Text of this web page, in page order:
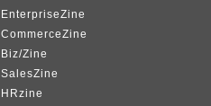
EnterpriseZine
CommerceZine
Biz/Zine
SalesZine
HRzine